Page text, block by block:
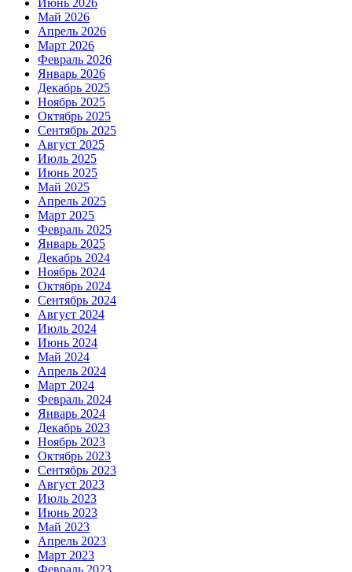
Май 2026
Апрель 2026
Март 2026
Февраль 2026
Январь 2026
Декабрь 2025
Ноябрь 2025
Октябрь 2025
Сентябрь 2025
Август 2025
Июль 2025
Июнь 2025
Май 2025
Апрель 2025
Март 2025
Февраль 2025
Январь 2025
Декабрь 2024
Ноябрь 2024
Октябрь 2024
Сентябрь 2024
Август 2024
Июль 2024
Июнь 2024
Май 2024
Апрель 2024
Март 2024
Февраль 2024
Январь 2024
Декабрь 2023
Ноябрь 2023
Октябрь 2023
Сентябрь 2023
Август 2023
Июль 2023
Июнь 2023
Май 2023
Апрель 2023
Март 2023
Февраль 2023